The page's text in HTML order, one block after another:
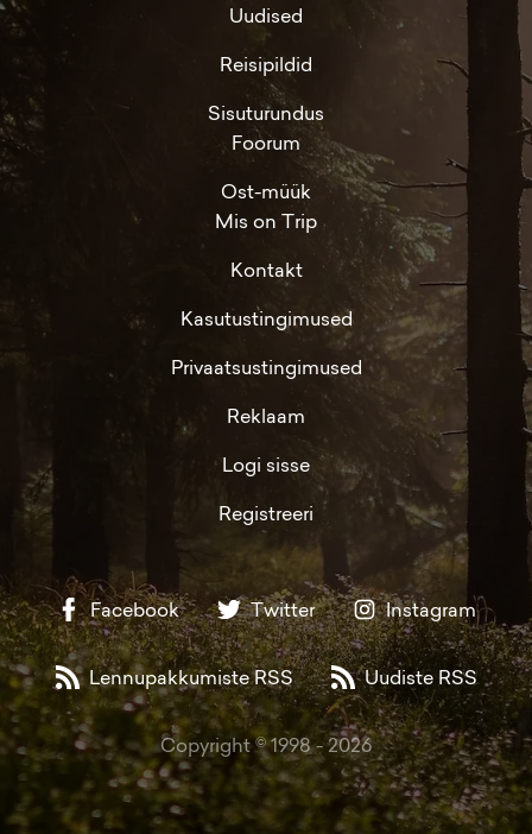
Uudised
Reisipildid
Sisuturundus
Foorum
Ost-müük
Mis on Trip
Kontakt
Kasutustingimused
Privaatsustingimused
Reklaam
Logi sisse
Registreeri
Facebook Twitter Instagram
Lennupakkumiste RSS Uudiste RSS
Copyright © 1998 -2026